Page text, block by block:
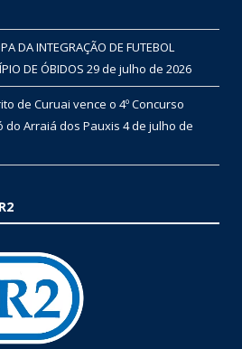
DA INTEGRAÇÃO DE FUTEBOL
DE ÓBIDOS 29 de julho de 2026
de Curuai vence o 4º Concurso
do Arraiá dos Pauxis 4 de julho de